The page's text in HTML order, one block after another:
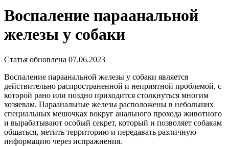
Воспаление параанальной
железы у собаки
Статья обновлена 07.06.2023
Воспаление параанальной железы у собаки является
действительно распространенной и неприятной проблемой, с
которой рано или поздно приходится столкнуться многим
хозяевам. Параанальные железы расположены в небольших
специальных мешочках вокруг анального прохода животного
и вырабатывают особый секрет, который и позволяет собакам
общаться, метить территорию и передавать различную
информацию через испражнения.